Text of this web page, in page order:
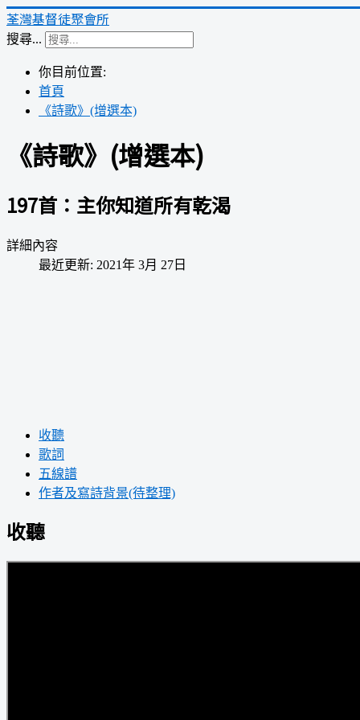
荃灣基督徒聚會所
搜尋...
你目前位置:
首頁
《詩歌》(增選本)
《詩歌》(增選本)
197首：主你知道所有乾渴
詳細內容
最近更新: 2021年 3月 27日
收聽
歌詞
五線譜
作者及寫詩背景(待整理)
收聽